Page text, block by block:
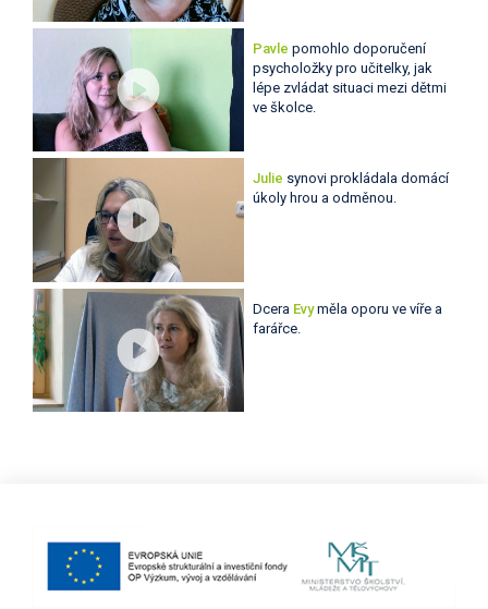
Pavle pomohlo doporučení
psycholožky pro učitelky, jak
lépe zvládat situaci mezi dětmi
ve školce.
Julie synovi prokládala domácí
úkoly hrou a odměnou.
Dcera Evyměla oporu ve víře a
farářce.